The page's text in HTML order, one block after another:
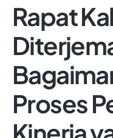
Rapat
Proses